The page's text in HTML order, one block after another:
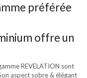
préférée
offre un
REVELATION sont
aspect sobre & élégant